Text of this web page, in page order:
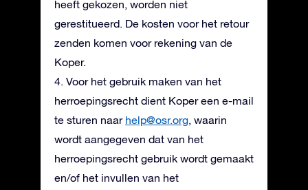
heeft gekozen, worden niet
gerestitueerd. De kosten voor het retour
zenden komen voor rekening van de
Koper.
4. Voor het gebruik maken van het
herroepingsrecht dient Koper een e-mail
te sturen naar help@osr.org, waarin
wordt aangegeven dat van het
herroepingsrecht gebruik wordt gemaakt
en/of het invullen van het